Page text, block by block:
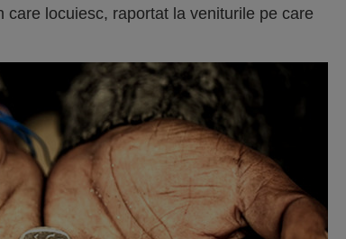
locuiesc, raportat la veniturile pe care